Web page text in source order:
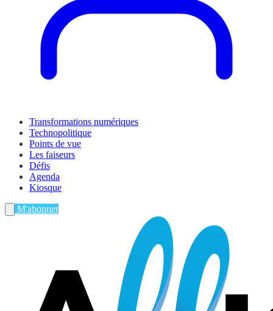
Transformations numériques
Technopolitique
Points de vue
Les faiseurs
Défis
Agenda
Kiosque
M'abonner